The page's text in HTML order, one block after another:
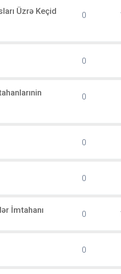
Üzrə Keçid
0
0
0
0
0
İmtahanı 0
0